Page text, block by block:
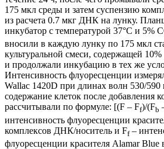
175 мкл среды и затем суспензию
из расчета 0.7 мкг ДНК на лунку.
инкубатор с температурой 37°C и 5%
вносили в каждую лунку по 175 мкл
культуральной смеси, содержащей
и продолжали инкубацию в тех же
Интенсивность флуоресценции
Wallac 1420D при длинах волн 530/
содержание клеток после добавления
рассчитывали по формуле: [(F ‒ Ff)/(Fb
интенсивность флуоресценции
комплексов ДНК/носитель и Ff–
флуоресценции красителя Alamar Blue